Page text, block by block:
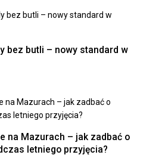
bez butli – nowy standard w
na Mazurach – jak zadbać o
letniego przyjęcia?